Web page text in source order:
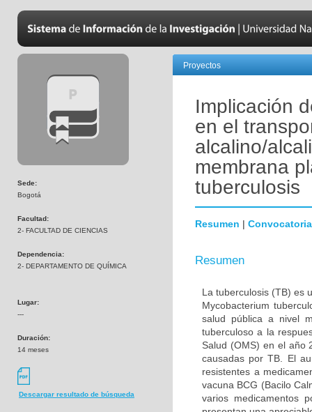
Sede:
Bogotá
Facultad:
2- FACULTAD DE CIENCIAS
Dependencia:
2- DEPARTAMENTO DE QUÍMICA
Lugar:
---
Duración:
14 meses
Descargar resultado de búsqueda
Proyectos
Implicación
en el
alcalino/
membrana
tuberculosis
Resumen | Convocatoria
Resumen
La tuberculosis (TB) es
Mycobacterium
salud pública a nivel
tuberculoso a la
Salud (OMS) en el año
causadas por TB. El
resistentes a
vacuna BCG (Bacilo
varios medicamentos